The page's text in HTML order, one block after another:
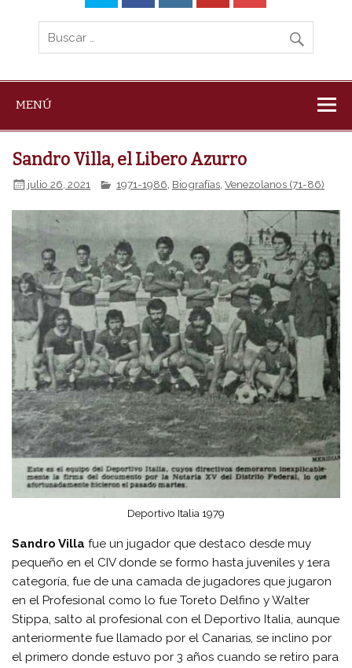
MENÚ
Sandro Villa, el Libero Azurro
julio 26, 2021 1971-1986 Biografías ,Venezolanos (71-86)
Deportivo Italia 1979
Sandro Villafue un jugador que destaco desde muy
pequeño en el CIV donde se formo hasta juveniles y 1era
categoría, fue de una camada de jugadores que jugaron
en el Profesional como lo fue Toreto Delfino y Walter
Stippa, salto al profesional con el Deportivo Italia, aunque
anteriormente fue llamado por el Canarias, se inclino por
el primero donde estuvo por 3 años cuando se retiro para